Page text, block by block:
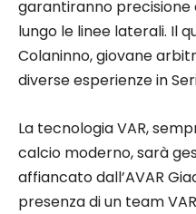
garantiranno precisione
lungo le linee laterali. Il
Colaninno, giovane
diverse esperienze in
La tecnologia VAR,
calcio moderno, sarà
affiancato dall’AVAR
presenza di un team